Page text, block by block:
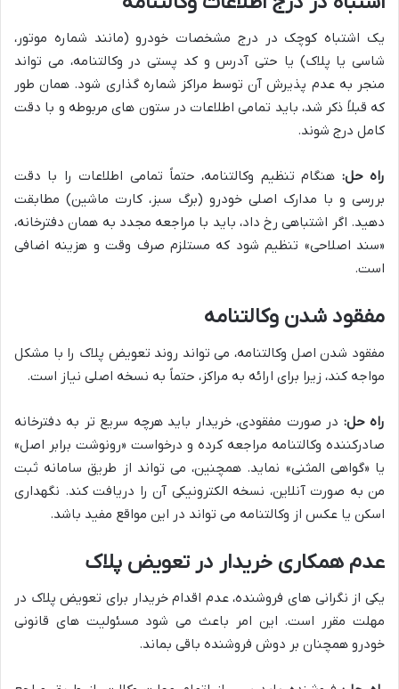
یک اشتباه کوچک در درج مشخصات خودرو (مانند شماره موتور،
شاسی یا پلاک) یا حتی آدرس و کد پستی در وکالتنامه، می تواند
منجر به عدم پذیرش آن توسط مراکز شماره گذاری شود. همان طور
که قبلاً ذکر شد، باید تمامی اطلاعات در ستون های مربوطه و با دقت
کامل درج شوند.
راه حل: هنگام تنظیم وکالتنامه، حتماً تمامی اطلاعات را با دقت
بررسی و با مدارک اصلی خودرو (برگ سبز، کارت ماشین) مطابقت
دهید. اگر اشتباهی رخ داد، باید با مراجعه مجدد به همان دفترخانه،
«سند اصلاحی» تنظیم شود که مستلزم صرف وقت و هزینه اضافی
است.
مفقود شدن وکالتنامه
مفقود شدن اصل وکالتنامه، می تواند روند تعویض پلاک را با مشکل
مواجه کند، زیرا برای ارائه به مراکز، حتماً به نسخه اصلی نیاز است.
راه حل: در صورت مفقودی، خریدار باید هرچه سریع تر به دفترخانه
صادرکننده وکالتنامه مراجعه کرده و درخواست «رونوشت برابر اصل»
یا «گواهی المثنی» نماید. همچنین، می تواند از طریق سامانه ثبت
من به صورت آنلاین، نسخه الکترونیکی آن را دریافت کند. نگهداری
اسکن یا عکس از وکالتنامه می تواند در این مواقع مفید باشد.
عدم همکاری خریدار در تعویض پلاک
یکی از نگرانی های فروشنده، عدم اقدام خریدار برای تعویض پلاک در
مهلت مقرر است. این امر باعث می شود مسئولیت های قانونی
خودرو همچنان بر دوش فروشنده باقی بماند.